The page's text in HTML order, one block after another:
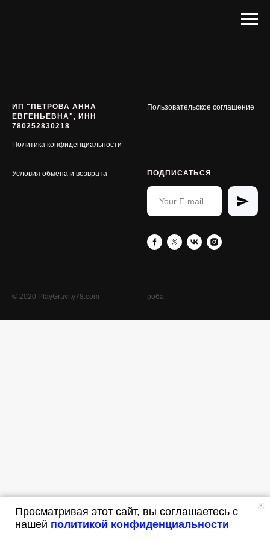
ИП "ПЕТРОВА АННА
ЕВГЕНЬЕВНА", ИНН
780252830218
Политика конфиденциальности
Пользовательское соглашение
Условия обмена и возврата ПОДПИСАТЬСЯ
© 2020 PlayGravity78.com роба
Просматривая этот сайт, вы соглашаетесь с
нашей политикой конфиденциальности